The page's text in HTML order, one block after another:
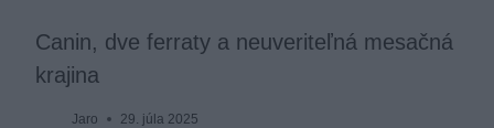
Canin, dve ferraty a neuveriteľná mesačná
krajina
Jaro 29. júla 2025